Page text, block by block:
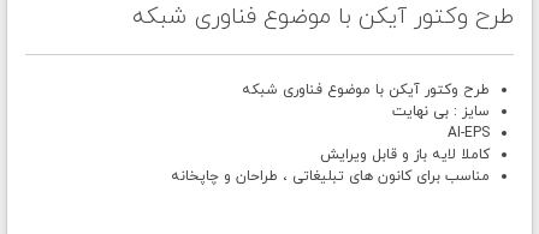
طرح وکتور آیکن با موضوع فناوری شبکه
طرح وکتور آیکن با موضوع فناوری شبکه
سایز : بی نهایت
AI-EPS
کاملا لایه باز و قابل ویرایش
مناسب برای کانون های تبلیغاتی ، طراحان و چاپخانه